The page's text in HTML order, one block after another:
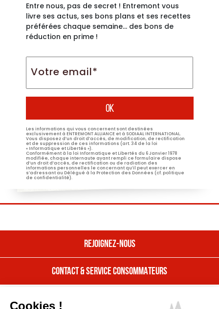
Entre nous, pas de secret ! Entremont vous
livre ses actus, ses bons plans et ses recettes
préférées chaque semaine… des bons de
réduction en prime !
email*
Les informations qui vous concernent sont destinées
exclusivement à ENTREMONT ALLIANCE et à SODIAAL INTERNATIONAL.
Vous disposez d’un droit d’accès, de modification, de rectification
et de suppression de ces informations (art. 34 de la loi
« Informatique et Libertés »).
Conformément à la loi Informatique et Libertés du 6 Janvier 1978
modifiée, chaque internaute ayant rempli ce formulaire dispose
d’un droit d’accès, de rectification ou de radiation des
informations personnelles le concernant qu’il peut exercer en
s’adressant au Délégué à la Protection des Données (cf. politique
de confidentialité).
REJOIGNEZ-NOUS
REJOIGNEZ NOUS
CONTACT & SERVICE CONSOMMATEURS
CONTACT & SERVICE CONSOMMATEURS
Cookies !